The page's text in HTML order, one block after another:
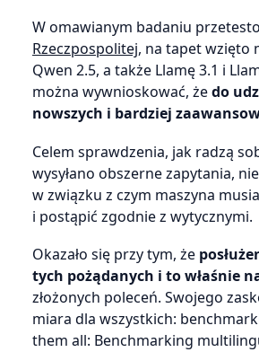
W omawianym badaniu
Rzeczpospolitej, na tapet wzięto
Qwen 2.5, a także Llamę 3.1 i
można wywnioskować, żedo
nowszych i bardziej
Celem sprawdzenia, jak radzą
wysyłano obszerne zapytania,
w związku z czym maszyna
i postąpić zgodnie z wytycznymi.
Okazało się przy tym, że
tych pożądanych i to właśnie
złożonych poleceń. Swojego
miara dla wszystkich:
them all: Benchmarking